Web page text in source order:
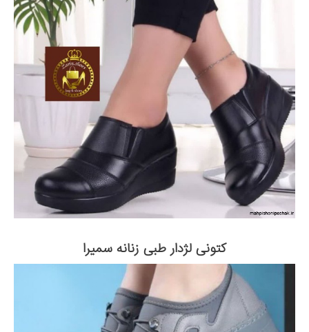
کتونی لژدار طبی زنانه سمیرا